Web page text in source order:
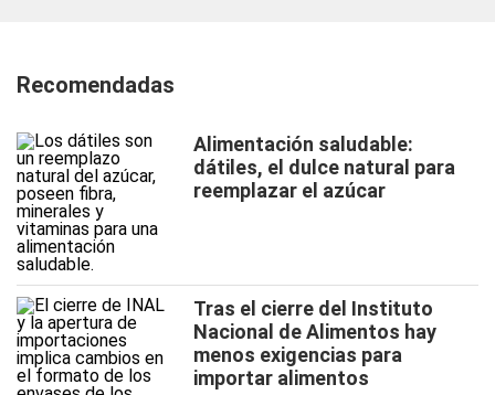
Recomendadas
Alimentación saludable:
dátiles, el dulce natural para
reemplazar el azúcar
Tras el cierre del Instituto
Nacional de Alimentos hay
menos exigencias para
importar alimentos